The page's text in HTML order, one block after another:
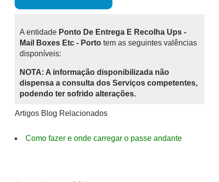
A entidade Ponto De Entrega E Recolha Ups -
Mail Boxes Etc - Porto tem as seguintes valências
disponíveis:
NOTA: A informação disponibilizada não
dispensa a consulta dos Serviços competentes,
podendo ter sofrido alterações.
Artigos Blog Relacionados
Como fazer e onde carregar o passe andante